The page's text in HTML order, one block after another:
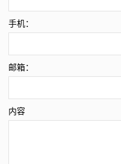
手机：
邮箱：
内容